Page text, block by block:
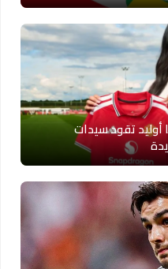
أوليد تقود سيدات